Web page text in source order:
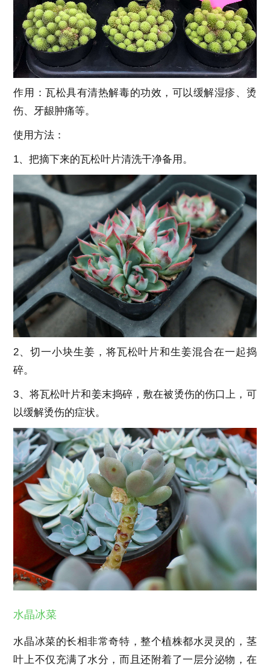
作用：瓦松具有清热解毒的功效，可以缓解湿疹、烫
伤、牙龈肿痛等。
使用方法：
1、把摘下来的瓦松叶片清洗干净备用。
2、切一小块生姜，将瓦松叶片和生姜混合在一起捣
碎。
3、将瓦松叶片和姜末捣碎，敷在被烫伤的伤口上，可
以缓解烫伤的症状。
水晶冰菜
水晶冰菜的长相非常奇特，整个植株都水灵灵的，茎
叶上不仅充满了水分，而且还附着了一层分泌物，在